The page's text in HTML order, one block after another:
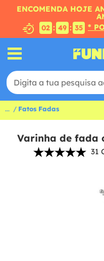
ENCOMENDA HOJE
02 : 49 : 34 *
... Fatos Fadas
Varinha de fada
31